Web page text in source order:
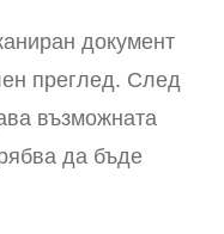
документ
преглед. След
възможната
да бъде